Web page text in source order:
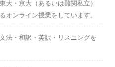
大・京大（あるいは難関私立）
オンライン授業をしています。
法・和訳・英訳・リスニングを